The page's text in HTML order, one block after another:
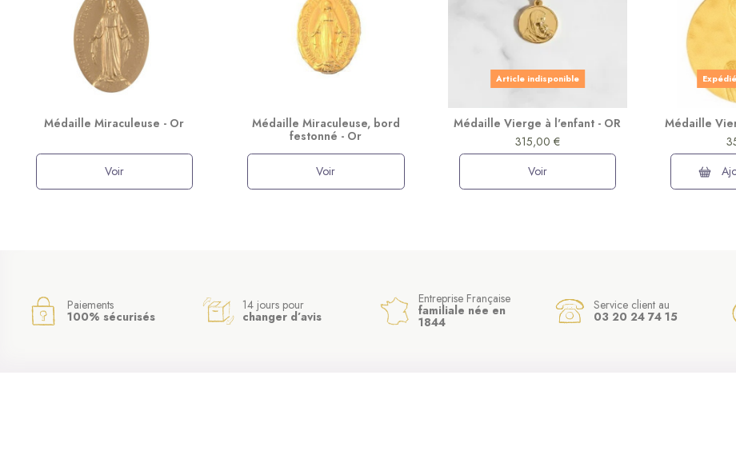
Médaille Miraculeuse - Or
Voir
Médaille Miraculeuse, bord
festonné - Or
Voir
Article indisponible
Médaille Vierge à l'enfant - OR
315,00 €
Voir
Médaille
Paiements
100% sécurisés
14 jours pour
changer d’avis
Entreprise Française
familiale née en
1844
Service client au
03 20 24 74 15